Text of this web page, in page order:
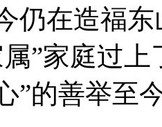
仍在造福
”家庭过
”的善举至